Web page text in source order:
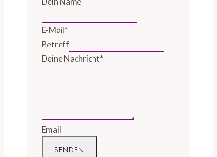
E-Mail*
Betreff
Deine Nachricht*
Email
SENDEN